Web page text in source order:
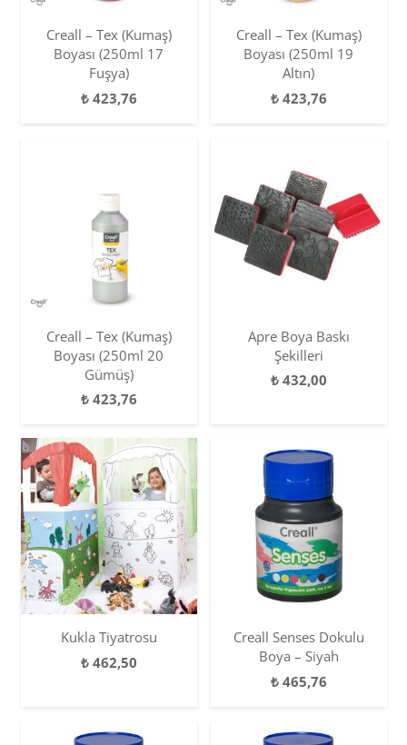
Creall – Tex (Kumaş)
Boyası (250ml 17
Fuşya)
₺423,76
Creall – Tex (Kumaş)
Boyası (250ml 19
Altın)
₺423,76
Creall – Tex (Kumaş)
Boyası (250ml 20
Gümüş)
₺423,76
Apre Boya Baskı
Şekilleri
₺432,00
Kukla Tiyatrosu
₺462,50
Creall Senses Dokulu
Boya – Siyah
₺465,76